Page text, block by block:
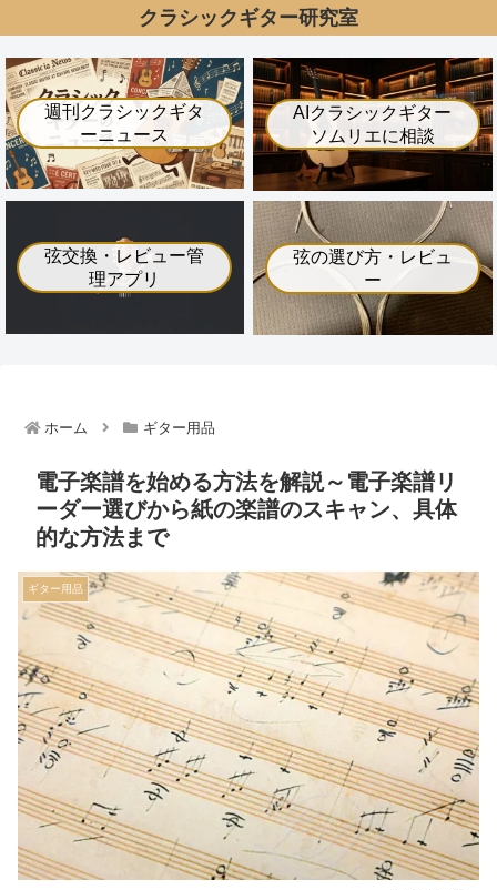
クラシックギター研究室
週刊クラシックギタ
ーニュース
AIクラシックギター
ソムリエに相談
弦交換・レビュー管
理アプリ
弦の選び方・レビュ
ー
ホーム ギター用品
電子楽譜を始める方法を解説～電子楽譜リ
ーダー選びから紙の楽譜のスキャン、具体
的な方法まで
ギター用品